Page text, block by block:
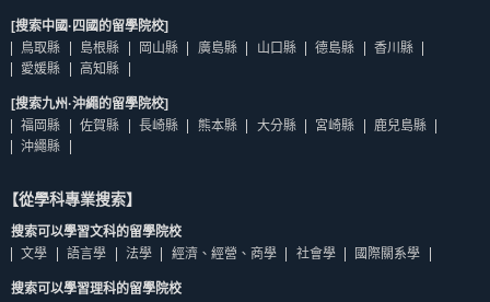
[搜索中國·四國的留學院校]
鳥取縣
島根縣 岡山縣 廣島縣 山口縣 德島縣
香川縣
愛媛縣
高知縣
[搜索九州·沖繩的留學院校]
福岡縣
佐賀縣 長崎縣 熊本縣 大分縣 宮崎縣
鹿兒島縣
沖繩縣
【從學科專業搜索】
搜索可以學習文科的留學院校
文學
語言學 法學 經濟、經營、商學 社會學 國際關系學
搜索可以學習理科的留學院校